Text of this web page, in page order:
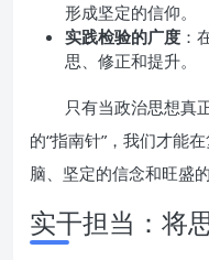
形成坚定的信仰。
实践检验的广度 ：
思、修正和提升。
只有当政治思想真
的“指南针”，我们才能
脑、坚定的信念和旺盛的
实干担当：将